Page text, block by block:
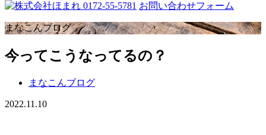
0172-55-5781 お問い合わせフォーム
まなこんブログ
今ってこうなってるの？
まなこんブログ
2022.11.10